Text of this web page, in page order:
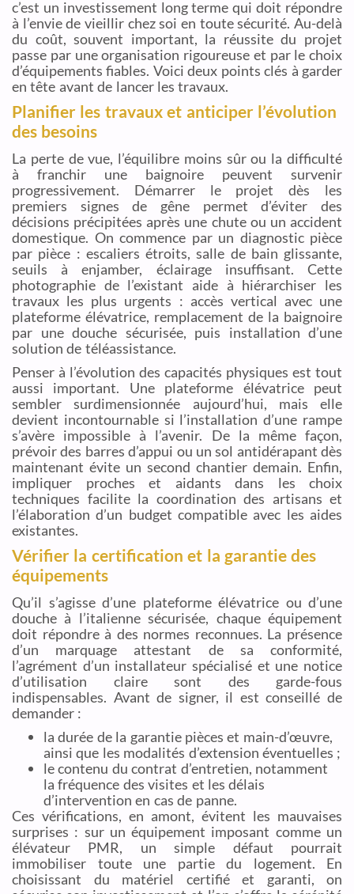
c’est un investissement long terme qui doit répondre
à l’envie de vieillir chez soi en toute sécurité. Au-delà
du coût, souvent important, la réussite du projet
passe par une organisation rigoureuse et par le choix
d’équipements fiables. Voici deux points clés à garder
en tête avant de lancer les travaux.
Planifier les travaux et anticiper l’évolution
des besoins
La perte de vue, l’équilibre moins sûr ou la difficulté
à franchir une baignoire peuvent survenir
progressivement. Démarrer le projet dès les
premiers signes de gêne permet d’éviter des
décisions précipitées après une chute ou un accident
domestique. On commence par un diagnostic pièce
par pièce : escaliers étroits, salle de bain glissante,
seuils à enjamber, éclairage insuffisant. Cette
photographie de l’existant aide à hiérarchiser les
travaux les plus urgents : accès vertical avec une
plateforme élévatrice, remplacement de la baignoire
par une douche sécurisée, puis installation d’une
solution de téléassistance.
Penser à l’évolution des capacités physiques est tout
aussi important. Une plateforme élévatrice peut
sembler surdimensionnée aujourd’hui, mais elle
devient incontournable si l’installation d’une rampe
s’avère impossible à l’avenir. De la même façon,
prévoir des barres d’appui ou un sol antidérapant dès
maintenant évite un second chantier demain. Enfin,
impliquer proches et aidants dans les choix
techniques facilite la coordination des artisans et
l’élaboration d’un budget compatible avec les aides
existantes.
Vérifier la certification et la garantie des
équipements
Qu’il s’agisse d’une plateforme élévatrice ou d’une
douche à l’italienne sécurisée, chaque équipement
doit répondre à des normes reconnues. La présence
d’un marquage attestant de sa conformité,
l’agrément d’un installateur spécialisé et une notice
d’utilisation claire sont des garde-fous
indispensables. Avant de signer, il est conseillé de
demander :
la durée de la garantie pièces et main-d’œuvre,
ainsi que les modalités d’extension éventuelles ;
le contenu du contrat d’entretien, notamment
la fréquence des visites et les délais
d’intervention en cas de panne.
Ces vérifications, en amont, évitent les mauvaises
surprises : sur un équipement imposant comme un
élévateur PMR, un simple défaut pourrait
immobiliser toute une partie du logement. En
choisissant du matériel certifié et garanti, on